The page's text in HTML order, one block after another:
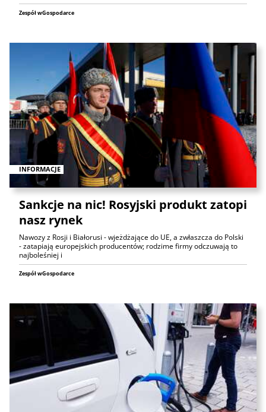
Zespół wGospodarce
INFORMACJE
Sankcje na nic! Rosyjski produkt zatopi
nasz rynek
Nawozy z Rosji i Białorusi - wjeżdżające do UE, a zwłaszcza do Polski
- zatapiają europejskich producentów; rodzime firmy odczuwają to
najboleśniej i
Zespół wGospodarce